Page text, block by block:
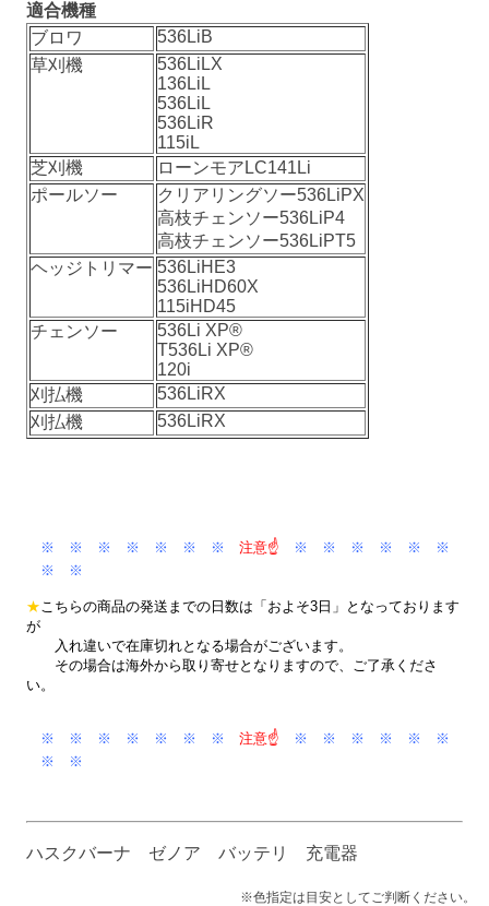
適合機種
ブロワ
536LiB
草刈機
536LiLX
136LiL
536LiL
536LiR
115iL
芝刈機
ローンモアLC141Li
ポールソー
クリアリングソー536LiPX
高枝チェンソー536LiP4
高枝チェンソー536LiPT5
ヘッジトリマー 536LiHE3
536LiHD60X
115iHD45
チェンソー
536Li XP®
T536Li XP®
120i
刈払機
536LiRX
刈払機
536LiRX
※ ※ ※ ※ ※ ※ ※ 注意☝ ※ ※ ※ ※ ※ ※
※ ※
★こちらの商品の発送までの日数は「およそ3日」となっております
が
入れ違いで在庫切れとなる場合がございます。
その場合は海外から取り寄せとなりますので、ご了承くださ
い。
※ ※ ※ ※ ※ ※ ※ 注意☝ ※ ※ ※ ※ ※ ※
※ ※
ハスクバーナ ゼノア バッテリ 充電器
※色指定は目安としてご判断ください。